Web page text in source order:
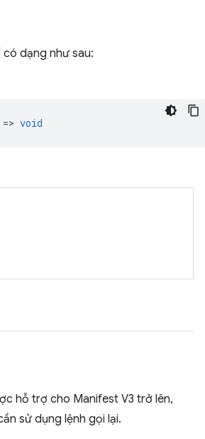
có dạng như sau:
void
hỗ trợ cho Manifest V3 trở lên,
sử dụng lệnh gọi lại.